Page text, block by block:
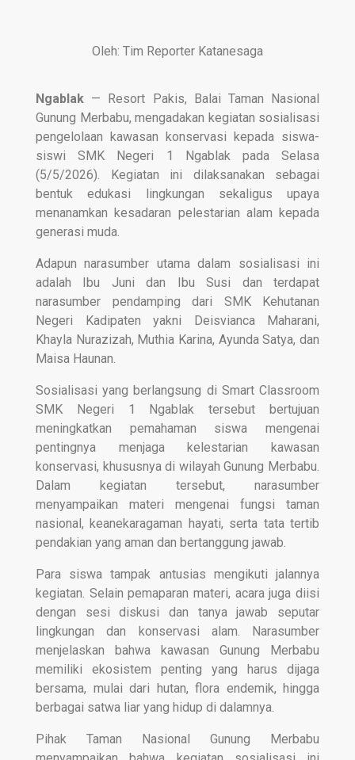
Oleh: Tim Reporter Katanesaga
Ngablak — Resort Pakis, Balai Taman Nasional
Gunung Merbabu, mengadakan kegiatan sosialisasi
pengelolaan kawasan konservasi kepada siswa-
siswi SMK Negeri 1 Ngablak pada Selasa
(5/5/2026). Kegiatan ini dilaksanakan sebagai
bentuk edukasi lingkungan sekaligus upaya
menanamkan kesadaran pelestarian alam kepada
generasi muda.
Adapun narasumber utama dalam sosialisasi ini
adalah Ibu Juni dan Ibu Susi dan terdapat
narasumber pendamping dari SMK Kehutanan
Negeri Kadipaten yakni Deisvianca Maharani,
Khayla Nurazizah, Muthia Karina, Ayunda Satya, dan
Maisa Haunan.
Sosialisasi yang berlangsung di Smart Classroom
SMK Negeri 1 Ngablak tersebut bertujuan
meningkatkan pemahaman siswa mengenai
pentingnya menjaga kelestarian kawasan
konservasi, khususnya di wilayah Gunung Merbabu.
Dalam kegiatan tersebut, narasumber
menyampaikan materi mengenai fungsi taman
nasional, keanekaragaman hayati, serta tata tertib
pendakian yang aman dan bertanggung jawab.
Para siswa tampak antusias mengikuti jalannya
kegiatan. Selain pemaparan materi, acara juga diisi
dengan sesi diskusi dan tanya jawab seputar
lingkungan dan konservasi alam. Narasumber
menjelaskan bahwa kawasan Gunung Merbabu
memiliki ekosistem penting yang harus dijaga
bersama, mulai dari hutan, flora endemik, hingga
berbagai satwa liar yang hidup di dalamnya.
Pihak Taman Nasional Gunung Merbabu